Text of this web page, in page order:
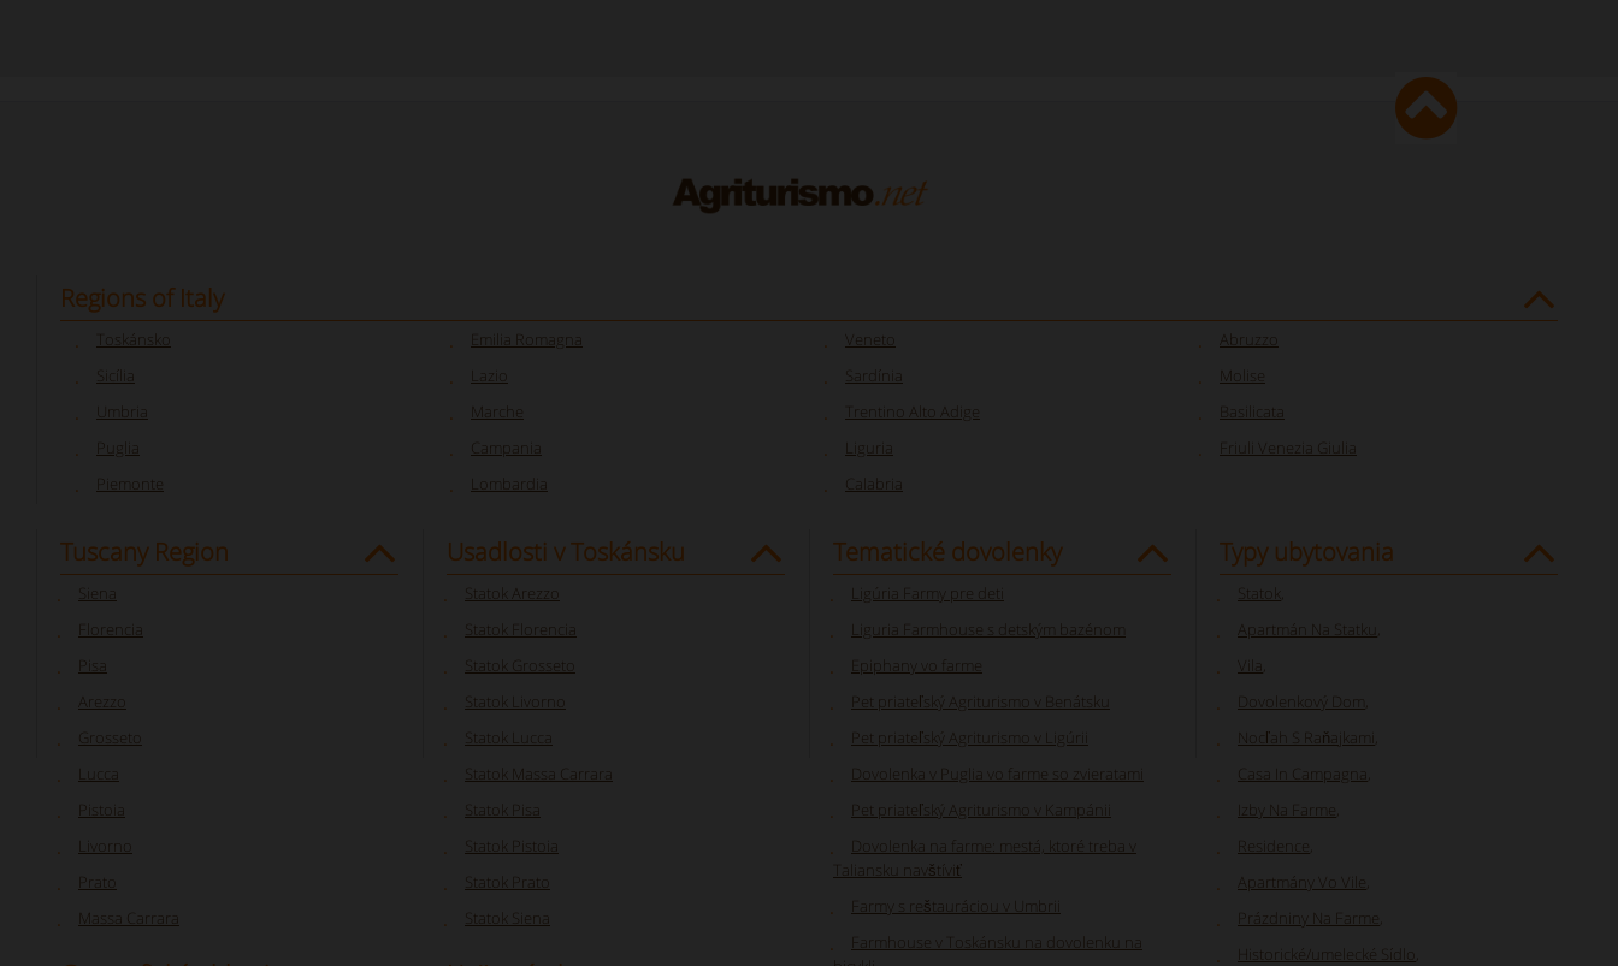
Regions of Italy
Toskánsko
Sicília
Umbria
Puglia
Piemonte
Emilia Romagna
Lazio
Marche
Campania
Lombardia
Veneto
Sardínia
Trentino Alto Adige
Liguria
Calabria
Abruzzo
Molise
Basilicata
Friuli Venezia Giulia
Tuscany Region
Siena
Florencia
Pisa
Arezzo
Grosseto
Lucca
Pistoia
Livorno
Prato
Massa Carrara
Usadlosti v Toskánsku
Statok Arezzo
Statok Florencia
Statok Grosseto
Statok Livorno
Statok Lucca
Statok Massa Carrara
Statok Pisa
Statok Pistoia
Statok Prato
Statok Siena
Tematické dovolenky
Ligúria Farmy pre deti
Liguria Farmhouse s detským bazénom
Epiphany vo farme
Pet priateľský Agriturismo v Benátsku
Pet priateľský Agriturismo v Ligúrii
Dovolenka v Puglia vo farme so zvieratami
Pet priateľský Agriturismo v Kampánii
Dovolenka na farme: mestá, ktoré treba v
Taliansku navštíviť
Farmy s reštauráciou v Umbrii
Farmhouse v Toskánsku na dovolenku na
Typy ubytovania
Statok
Apartmán Na Statku
Vila
Dovolenkový Dom
Nocľah S Raňajkami
Casa In Campagna
Izby Na Farme
Residence
Apartmány Vo Vile
Prázdniny Na Farme
Historické/umelecké Sídlo